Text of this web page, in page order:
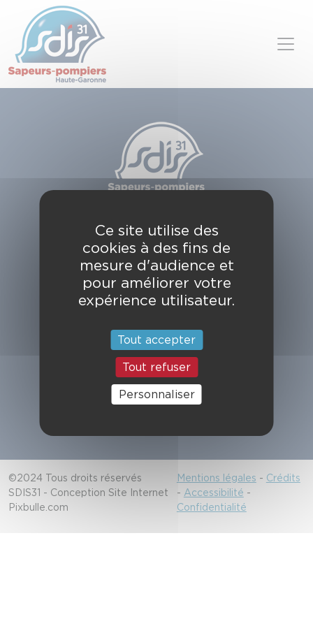
49, chemin de l'Armurié
C.S. 80123
31772 COLOMIERS CEDEX
Contactez-nous
Alerter les secours
18/112
©2024 Tous droits réservés
SDIS31 - Conception Site Internet
Pixbulle.com
Mentions légales - Crédits
- Accessibilité -
Confidentialité
Panneau de gestion des cookies
Ce site utilise des
cookies à des fins de
mesure d'audience et
pour améliorer votre
expérience utilisateur.
Tout accepter
Tout refuser
Personnaliser